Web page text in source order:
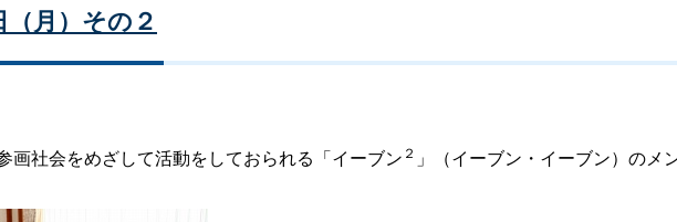
月）その２
社会をめざして活動をしておられる「イーブン ２ 」（イーブン・イーブン）のメ